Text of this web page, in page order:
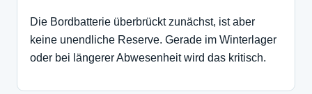
Die Bordbatterie überbrückt zunächst, ist aber
keine unendliche Reserve. Gerade im Winterlager
oder bei längerer Abwesenheit wird das kritisch.